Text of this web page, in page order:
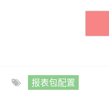
报表包配置